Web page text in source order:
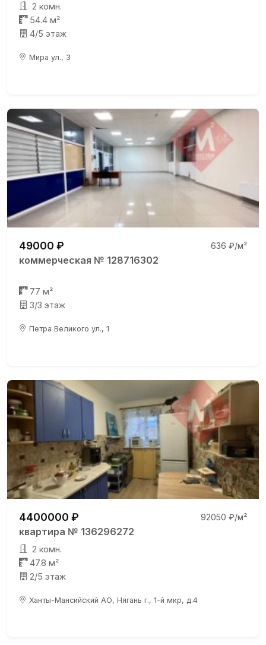
2 комн.
54.4 м²
4/5 этаж
Мира ул., 3
49000 ₽ 636 ₽/м²
коммерческая № 128716302
77 м²
3/3 этаж
Петра Великого ул., 1
4400000 ₽ 92050 ₽/м²
квартира № 136296272
2 комн.
47.8 м²
2/5 этаж
Ханты-Мансийский АО, Нягань г., 1-й мкр, д.4